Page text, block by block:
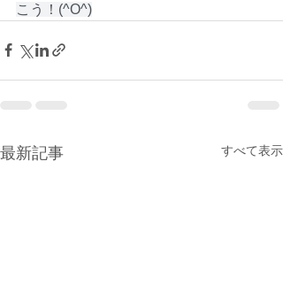
こう！(^O^)
最新記事 すべて表示